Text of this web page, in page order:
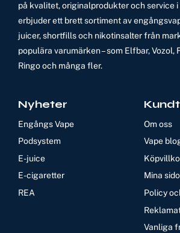
på kvalitet, originalprodukter och service i
erbjuder ett brett sortiment av
juicer, shortfills och nikotinsalter från
populära varumärken – som Elfbar, Vozol,
Ringo och många fler.
Nyheter
Engångs Vape
Podsystem
E-juice
E-cigaretter
REA
Om oss
Vape
Mina
Policy
Vanliga